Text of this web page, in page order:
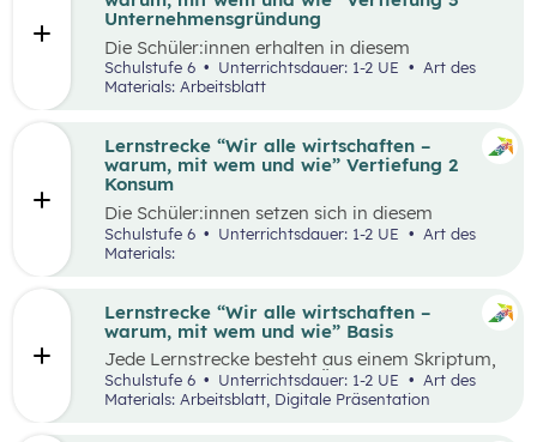
Runde zu Runde verbessern.
Unternehmensgründung
Die Schüler:innen erhalten in diesem
Gedankenexperiment die Möglichkeit ein
Unternehmen unter Berücksichtigung von
Business Model Canvas, welche Bedürfnisse sie
erfüllen wollen und treffen damit verbundene
Entscheidungen. Die Idee wird in einem
Schulstufe 6 Unterrichtsdauer: 1-2 UE
Art des
Materials: Arbeitsblatt
Lernstrecke “Wir alle wirtschaften –
warum, mit wem und wie” Vertiefung 2
Konsum
Die Schüler:innen setzen sich in diesem
Unterrichtsszenario mit nachhaltigem Konsum
auseinander. Sie recherchieren selbstständig zu
Schulstufe 6 Unterrichtsdauer: 1-2 UE
Materials:
Lernstrecke “Wir alle wirtschaften –
warum, mit wem und wie” Basis
Jede Lernstrecke besteht aus einem Skriptum,
welches dazu dient einen Überblick über die
jeweilige Lernstrecke zu erhalten. Mit
Schulstufe 6 Unterrichtsdauer: 1-2 UE
Art des
Materials: Arbeitsblatt, Digitale Präsentation